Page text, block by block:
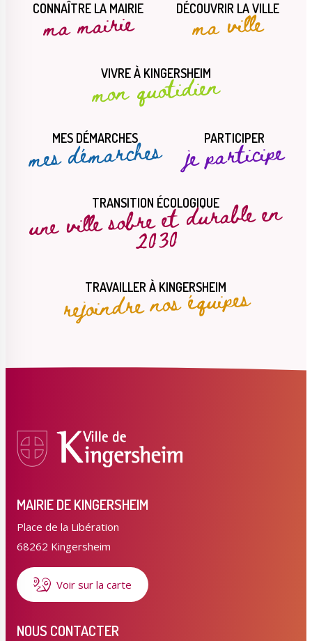
CONNAÎTRE LA MAIRIE
ma mairie DÉCOUVRIR LA VILLE
ma ville
VIVRE À KINGERSHEIM
mon quotidien
MES DÉMARCHES
mes démarches PARTICIPER
je participe
TRANSITION ÉCOLOGIQUE
une ville sobre et durable en
2030
TRAVAILLER À KINGERSHEIM
rejoindre nos équipes
MAIRIE DE KINGERSHEIM
Place de la Libération
68262 Kingersheim
Voir sur la carte
NOUS CONTACTER